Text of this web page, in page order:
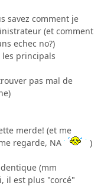
savez comment je
(et comment
echec no?)
les principals
pas mal de
merde! (et me
regarde, NA
)
(mm
il est plus "corcé"